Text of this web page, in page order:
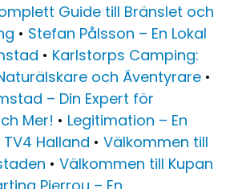
Guide till Bränslet och
• Stefan Pålsson – En Lokal
• Karlstorps Camping:
och Äventyrare •
– Din Expert för
Mer! • Legitimation – En
TV4 Halland • Välkommen till
• Välkommen till Kupan